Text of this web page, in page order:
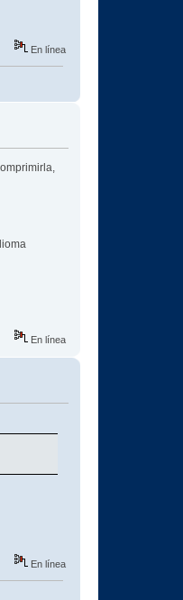
En línea
En línea
En línea